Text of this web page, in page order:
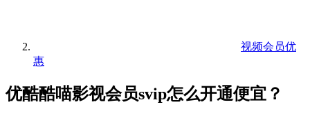
视频会员优
惠
优酷酷喵影视会员svip怎么开通便宜？